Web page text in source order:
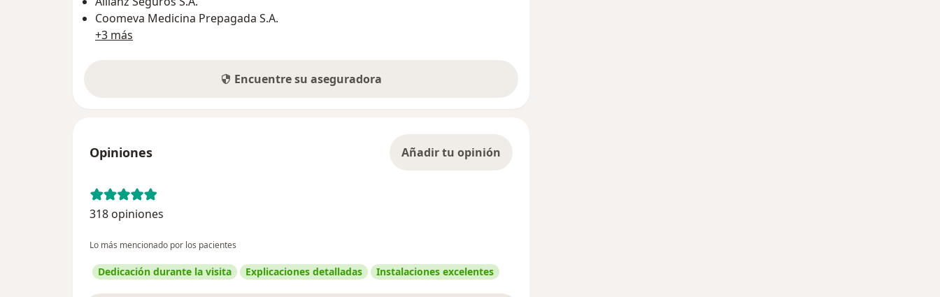
Coomeva Medicina Prepagada S.A.
+3 más
Encuentre su aseguradora
Opiniones Añadir tu opinión
318 opiniones
Lo más mencionado por los pacientes
Dedicación durante la visita Explicaciones detalladas Instalaciones excelentes